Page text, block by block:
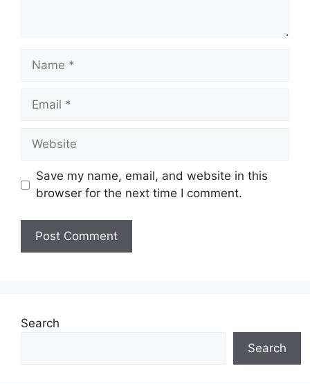
Name
Email
Website
Save my name, email, and website in this
browser for the next time I comment.
Search
Search